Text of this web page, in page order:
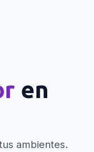
en
ambientes.